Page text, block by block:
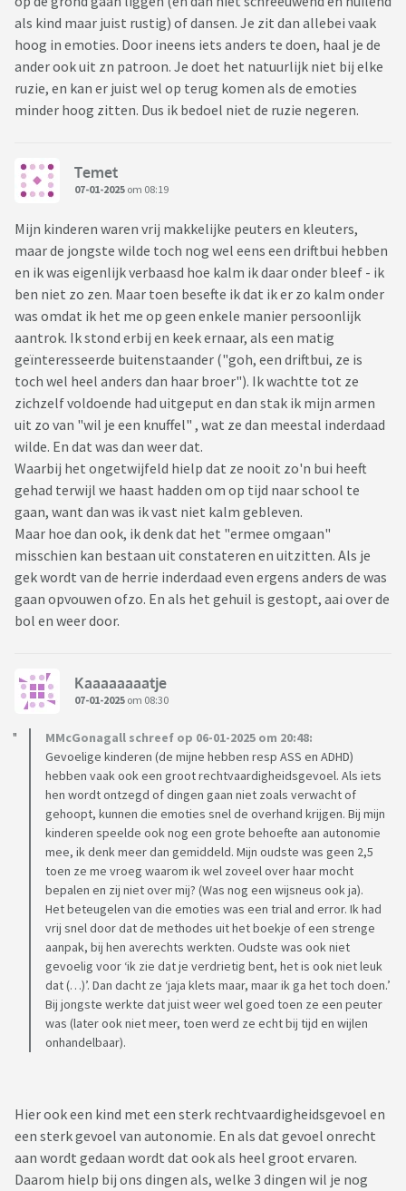
als kind maar juist rustig) of dansen. Je zit dan allebei vaak
hoog in emoties. Door ineens iets anders te doen, haal je de
ander ook uit zn patroon. Je doet het natuurlijk niet bij elke
ruzie, en kan er juist wel op terug komen als de emoties
minder hoog zitten. Dus ik bedoel niet de ruzie negeren.
Temet
07-01-2025 om 08:19
Mijn kinderen waren vrij makkelijke peuters en kleuters,
maar de jongste wilde toch nog wel eens een driftbui hebben
en ik was eigenlijk verbaasd hoe kalm ik daar onder bleef - ik
ben niet zo zen. Maar toen besefte ik dat ik er zo kalm onder
was omdat ik het me op geen enkele manier persoonlijk
aantrok. Ik stond erbij en keek ernaar, als een matig
geïnteresseerde buitenstaander ("goh, een driftbui, ze is
toch wel heel anders dan haar broer"). Ik wachtte tot ze
zichzelf voldoende had uitgeput en dan stak ik mijn armen
uit zo van "wil je een knuffel" , wat ze dan meestal inderdaad
wilde. En dat was dan weer dat.
Waarbij het ongetwijfeld hielp dat ze nooit zo'n bui heeft
gehad terwijl we haast hadden om op tijd naar school te
gaan, want dan was ik vast niet kalm gebleven.
Maar hoe dan ook, ik denk dat het "ermee omgaan"
misschien kan bestaan uit constateren en uitzitten. Als je
gek wordt van de herrie inderdaad even ergens anders de was
gaan opvouwen ofzo. En als het gehuil is gestopt, aai over de
bol en weer door.
Kaaaaaaaatje
07-01-2025 om 08:30
MMcGonagall schreef op 06-01-2025 om 20:48:
Gevoelige kinderen (de mijne hebben resp ASS en ADHD)
hebben vaak ook een groot rechtvaardigheidsgevoel. Als iets
hen wordt ontzegd of dingen gaan niet zoals verwacht of
gehoopt, kunnen die emoties snel de overhand krijgen. Bij mijn
kinderen speelde ook nog een grote behoefte aan autonomie
mee, ik denk meer dan gemiddeld. Mijn oudste was geen 2,5
toen ze me vroeg waarom ik wel zoveel over haar mocht
bepalen en zij niet over mij? (Was nog een wijsneus ook ja).
Het beteugelen van die emoties was een trial and error. Ik had
vrij snel door dat de methodes uit het boekje of een strenge
aanpak, bij hen averechts werkten. Oudste was ook niet
gevoelig voor ‘ik zie dat je verdrietig bent, het is ook niet leuk
dat (…)’. Dan dacht ze ‘jaja klets maar, maar ik ga het toch doen.’
Bij jongste werkte dat juist weer wel goed toen ze een peuter
was (later ook niet meer, toen werd ze echt bij tijd en wijlen
onhandelbaar).
Hier ook een kind met een sterk rechtvaardigheidsgevoel en
een sterk gevoel van autonomie. En als dat gevoel onrecht
aan wordt gedaan wordt dat ook als heel groot ervaren.
Daarom hielp bij ons dingen als, welke 3 dingen wil je nog